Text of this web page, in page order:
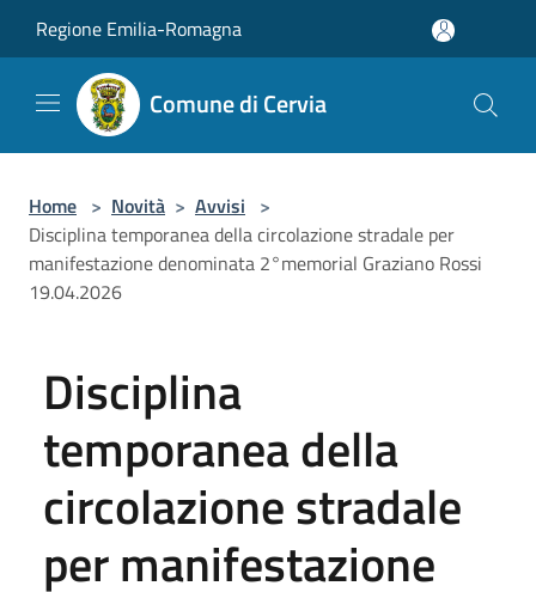
Regione Emilia-Romagna
Comune di Cervia
Home > Novità > Avvisi >
Disciplina temporanea della circolazione stradale per
manifestazione denominata 2°memorial Graziano Rossi
19.04.2026
Disciplina
temporanea della
circolazione stradale
per manifestazione